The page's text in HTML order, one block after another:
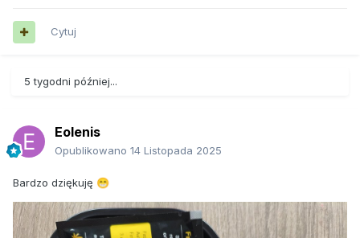
Cytuj
5 tygodni później...
Eolenis
Opublikowano 14 Listopada 2025
Bardzo dziękuję 😁